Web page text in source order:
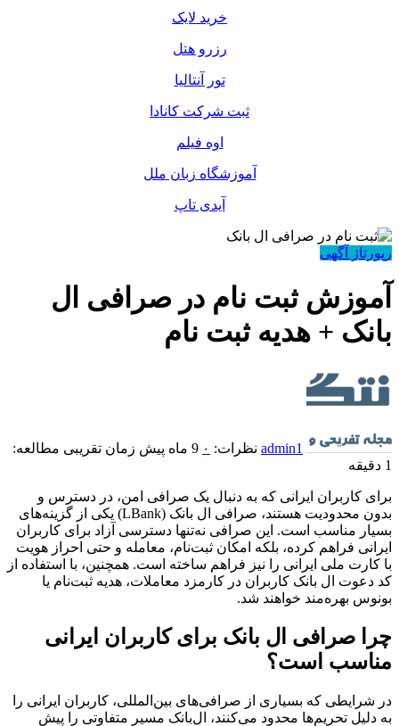
خرید لایک
رزرو هتل
تور آنتالیا
ثبت شرکت کانادا
اوه فیلم
آموزشگاه زبان ملل
آیدی تاپ
رپورتاژ آگهی
آموزش ثبت نام در صرافی ال
بانک + هدیه ثبت نام
admin1 نظرات: ۰ 9 ماه پیش
زمان تقریبی مطالعه:
1 دقیقه
برای کاربران ایرانی که به دنبال یک صرافی امن، در دسترس و
بدون محدودیت هستند، صرافی ال بانک (LBank) یکی از گزینه‌های
بسیار مناسب است. این صرافی نه‌تنها دسترسی آزاد برای کاربران
ایرانی فراهم کرده، بلکه امکان ثبت‌نام، معامله و حتی احراز هویت
با کارت ملی ایرانی را نیز فراهم ساخته است. همچنین، با استفاده از
کد دعوت ال بانک کاربران در کارمزد معاملات، هدیه ثبت‌نام یا
بونوس بهره‌مند خواهند شد.
چرا صرافی ال بانک برای کاربران ایرانی
مناسب است؟
در شرایطی که بسیاری از صرافی‌های بین‌المللی، کاربران ایرانی را
به دلیل تحریم‌ها محدود می‌کنند، ال‌بانک مسیر متفاوتی را پیش